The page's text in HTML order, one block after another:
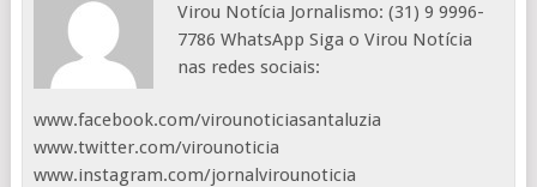
Virou Notícia Jornalismo: (31) 9 9996-
7786 WhatsApp Siga o Virou Notícia
nas redes sociais:
www.facebook.com/virounoticiasantaluzia
www.twitter.com/virounoticia
www.instagram.com/jornalvirounoticia